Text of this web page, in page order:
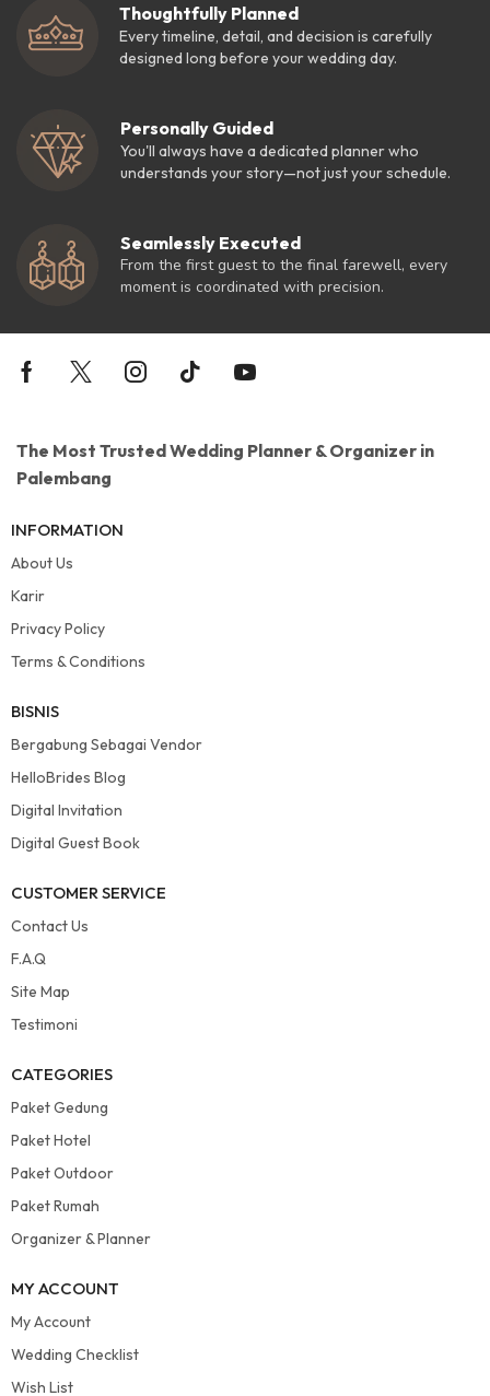
Thoughtfully Planned
Every timeline, detail, and decision is carefully
designed long before your wedding day.
Personally Guided
You'll always have a dedicated planner who
understands your story—not just your schedule.
Seamlessly Executed
From the first guest to the final farewell, every
moment is coordinated with precision.
The Most Trusted Wedding Planner & Organizer in
Palembang
INFORMATION
About Us
Karir
Privacy Policy
Terms & Conditions
BISNIS
Bergabung Sebagai Vendor
HelloBrides Blog
Digital Invitation
Digital Guest Book
CUSTOMER SERVICE
Contact Us
F.A.Q
Site Map
Testimoni
CATEGORIES
Paket Gedung
Paket Hotel
Paket Outdoor
Paket Rumah
Organizer & Planner
MY ACCOUNT
My Account
Wedding Checklist
Wish List